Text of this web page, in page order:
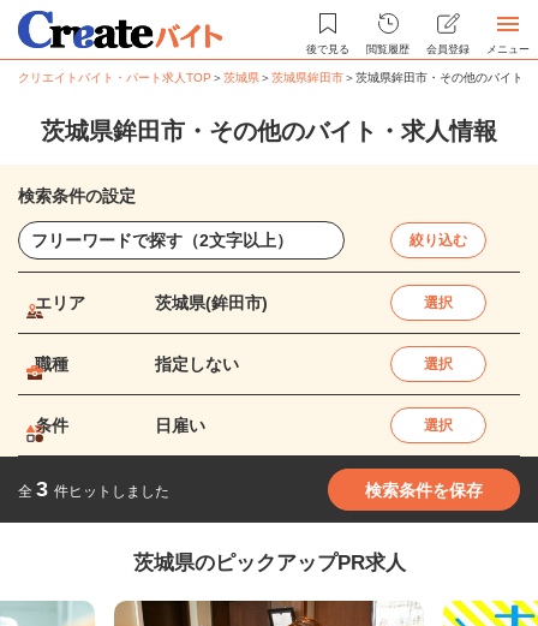
後で見る 閲覧履歴 会員登録 メニュー
クリエイトバイト・パート求人TOP ＞茨城県＞茨城県鉾田市＞茨城県鉾田市・その他のバイト
茨城県鉾田市・その他のバイト・求人情報
検索条件の設定
絞り込む
エリア 茨城県(鉾田市) 選択
職種 指定しない 選択
条件 日雇い 選択
全 3 件ヒットしました 検索条件を保存
茨城県のピックアップPR求人